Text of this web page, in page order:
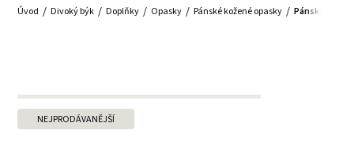
Úvod Divoký býk Doplňky Opasky Pánské kožené opasky Pánský šedý
NEJPRODÁVANĚJŠÍ